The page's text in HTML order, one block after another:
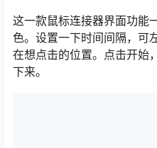
这一款鼠标连接器界面功能
色。设置一下时间间隔，可
在想点击的位置。点击开始
下来。